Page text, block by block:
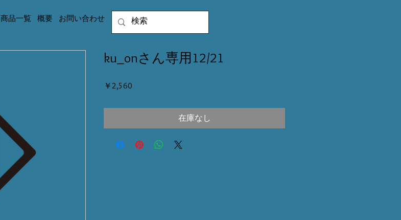
商品一覧 概要 お問い合わせ
ku_onさん専用12/21
￥2,560
在庫なし